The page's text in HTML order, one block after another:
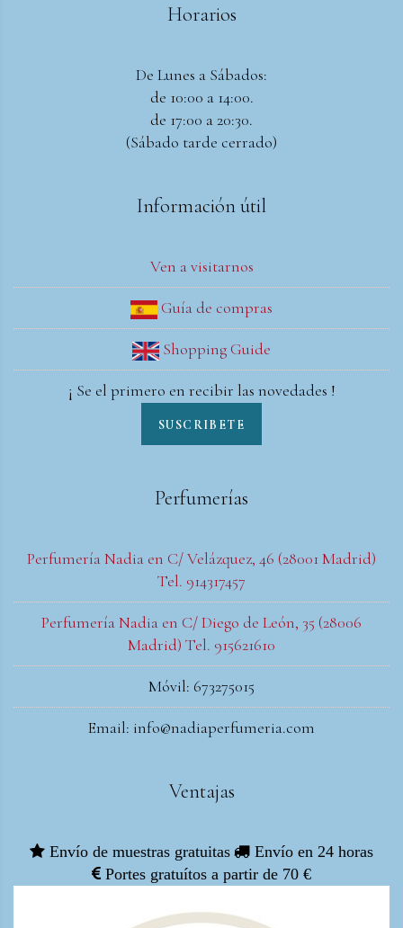
Horarios
De Lunes a Sábados:
de 10:00 a 14:00.
de 17:00 a 20:30.
(Sábado tarde cerrado)
Información útil
Ven a visitarnos
Guía de compras
Shopping Guide
¡ Se el primero en recibir las novedades !
SUSCRIBETE
Perfumerías
Perfumería Nadia en C/ Velázquez, 46 (28001 Madrid)
Tel. 914317457
Perfumería Nadia en C/ Diego de León, 35 (28006
Madrid) Tel. 915621610
Móvil: 673275015
Email: info@nadiaperfumeria.com
Ventajas
Envío de muestras gratuitas
Envío en 24 horas
Portes gratuítos a partir de 70 €